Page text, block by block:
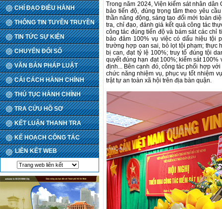
CHỈ ĐẠO ĐIỀU HÀNH
THÔNG TIN TUYÊN TRUYỀN
TIN TỨC SỰ KIỆN
CHUYỂN ĐỔI SỐ
VĂN BẢN PHÁP LUẬT
CẢI CÁCH HÀNH CHÍNH
THỦ TỤC HÀNH CHÍNH
TRA CỨU HỒ SƠ
KẾT LUẬN THANH TRA
KẾ HOẠCH CÔNG TÁC
LIÊN KẾT WEB
Trong năm 2024, Viện kiểm sát nhân
bảo tiến độ, đúng trọng tâm theo yêu
thần năng động, sáng tạo đổi mới toàn
tra, chỉ đạo, đánh giá kết quả công tác
công tác đúng tiến độ và bám sát các
bảo đảm 100% vụ việc có dấu hiệu tội
trường hợp oan sai, bỏ lọt tội phạm; thực
bị can, đạt tỷ lệ 100%; truy tố đúng tội
quyết đúng hạn đạt 100%; kiểm sát
định... Bên cạnh đó, công tác phối hợp
chức năng nhiệm vụ, phục vụ tốt nhiệm
trật tự an toàn xã hội trên địa bàn quận.